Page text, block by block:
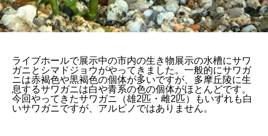
ライブホールで展示中の市内の生き物展示の水槽にサワ
ガニとシマドジョウがやってきました。一般的にサワガ
ニは赤褐色や黒褐色の個体が多いですが、多摩丘陵に生
息するサワガニは白や青系の色の個体がほとんどです。
今回やってきたサワガニ（雄2匹・雌2匹）もいずれも白
いサワガニですが、アルビノではありません。